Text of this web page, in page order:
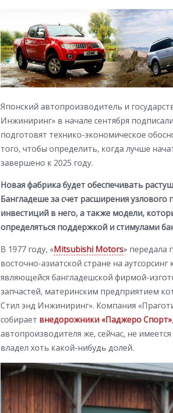
Японский автопроизводитель и
Инжиниринг» в начале сентября
подготовят технико-экономическое
того, чтобы определить, когда лучше
завершено к 2025 году.
Новая фабрика будет обеспечивать
Бангладеше за счет расширения
инвестиций в него, а также модели,
определяться поддержкой и стимулами
В 1977 году, «Mitsubishi Motors» передала
восточно-азиатской стране на
являющейся бангладешской фирмой-
запчастей, материнским предприятием
Стил энд Инжиниринг». Компания
собирает внедорожники «Паджеро Спорт»
автопроизводителя же, сейчас, не
владел хоть какой-нибудь долей.